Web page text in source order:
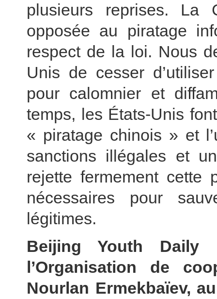
plusieurs reprises. La
opposée au piratage
respect de la loi. Nous
Unis de cesser
pour calomnier et
temps, les États-Unis
« piratage chinois » et
sanctions illégales et
rejette fermement cette
nécessaires pour
légitimes.
Beijing Youth
l’Organisation de
Nourlan Ermekbaïev,